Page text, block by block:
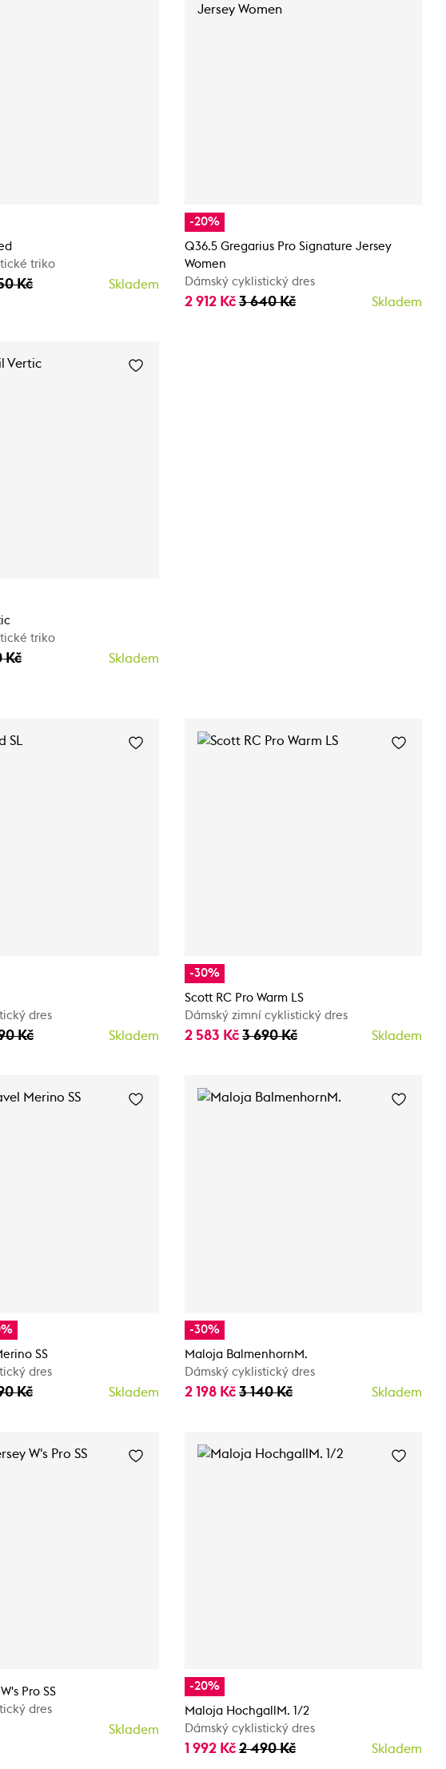
triko
Kč Skladem
-20%
Q36.5 Gregarius Pro Signature Jersey
Women
Dámský cyklistický dres
2 912 Kč 3 640 Kč Skladem
triko
Kč Skladem
dres
Kč Skladem
-30%
Scott RC Pro Warm LS
Dámský zimní cyklistický dres
2 583 Kč 3 690 Kč Skladem
SS
dres
Kč Skladem
-30%
Maloja BalmenhornM.
Dámský cyklistický dres
2 198 Kč 3 140 Kč Skladem
Pro SS
dres
Skladem
-20%
Maloja HochgallM. 1/2
Dámský cyklistický dres
1 992 Kč 2 490 Kč Skladem